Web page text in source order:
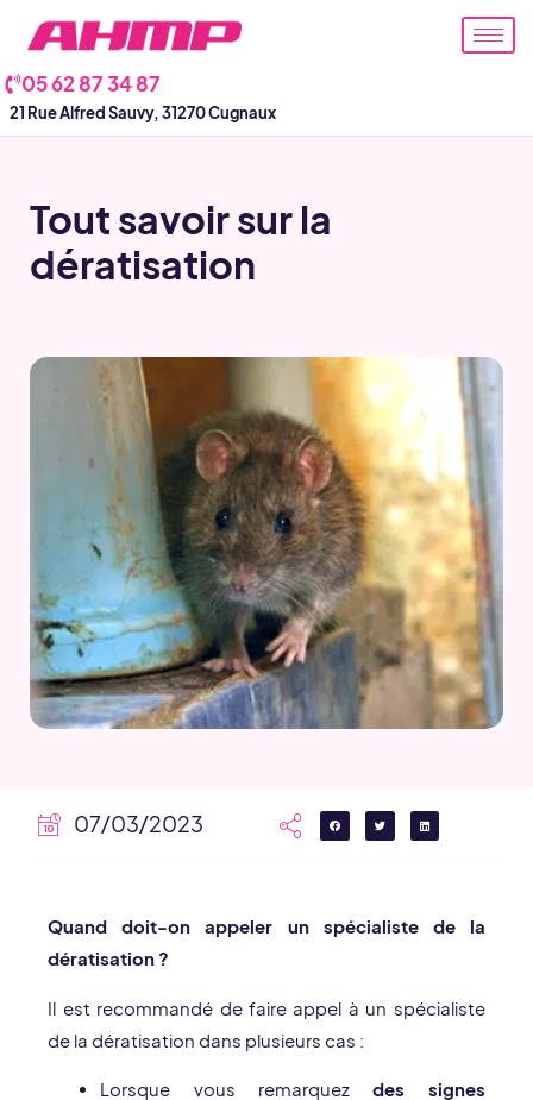
contenu
05 62 87 34 87
21 Rue Alfred Sauvy, 31270 Cugnaux
Tout savoir sur la
dératisation
07/03/2023
Quand doit-on appeler un spécialiste de la
dératisation ?
Il est recommandé de faire appel à un spécialiste
de la dératisation dans plusieurs cas :
Lorsque vous remarquezdes signes